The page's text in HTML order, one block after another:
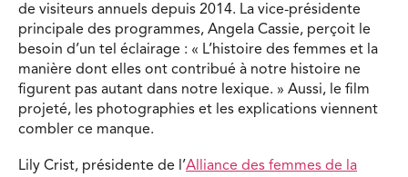
de visiteurs annuels depuis 2014. La vice-présidente
principale des programmes, Angela Cassie, perçoit le
besoin d’un tel éclairage : « L’histoire des femmes et la
manière dont elles ont contribué à notre histoire ne
figurent pas autant dans notre lexique. » Aussi, le film
projeté, les photographies et les explications viennent
combler ce manque.
Lily Crist, présidente de l’Alliance des femmes de la